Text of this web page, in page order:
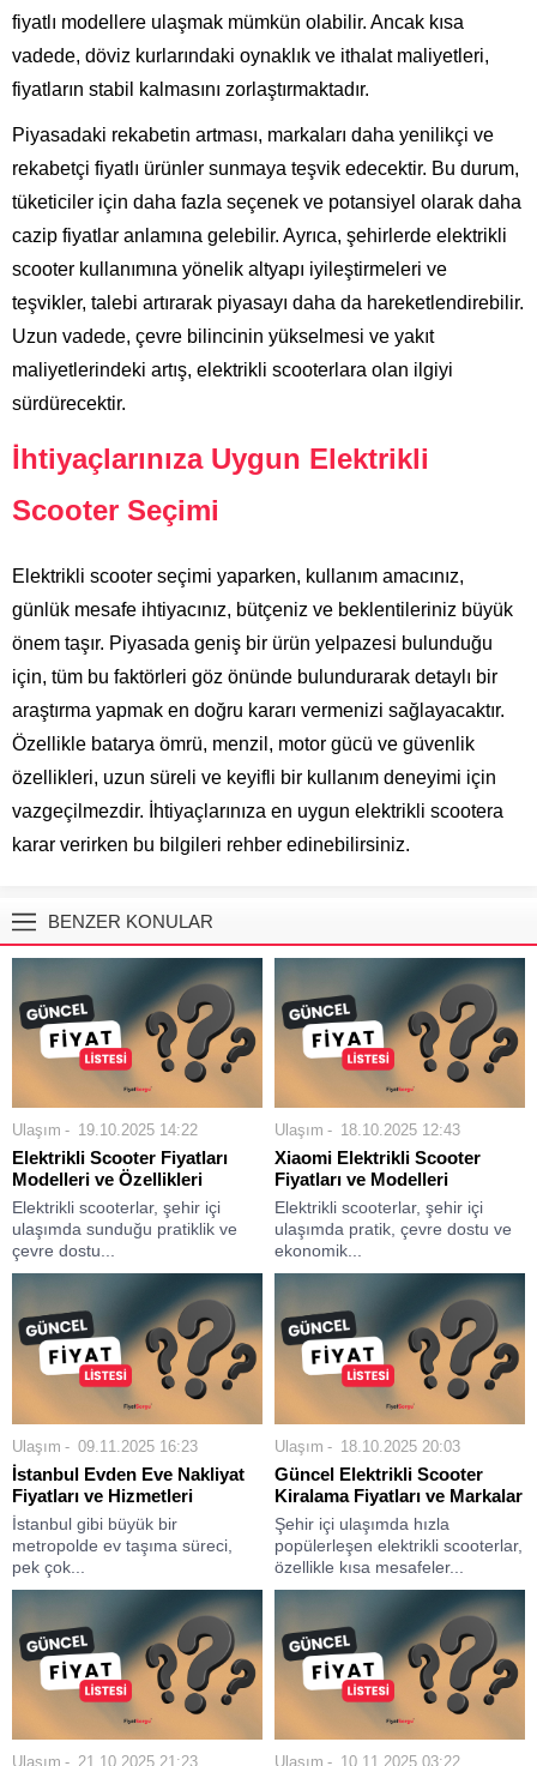
fiyatlı modellere ulaşmak mümkün olabilir. Ancak kısa
vadede, döviz kurlarındaki oynaklık ve ithalat maliyetleri,
fiyatların stabil kalmasını zorlaştırmaktadır.
Piyasadaki rekabetin artması, markaları daha yenilikçi ve
rekabetçi fiyatlı ürünler sunmaya teşvik edecektir. Bu durum,
tüketiciler için daha fazla seçenek ve potansiyel olarak daha
cazip fiyatlar anlamına gelebilir. Ayrıca, şehirlerde elektrikli
scooter kullanımına yönelik altyapı iyileştirmeleri ve
teşvikler, talebi artırarak piyasayı daha da hareketlendirebilir.
Uzun vadede, çevre bilincinin yükselmesi ve yakıt
maliyetlerindeki artış, elektrikli scooterlara olan ilgiyi
sürdürecektir.
İhtiyaçlarınıza Uygun Elektrikli
Scooter Seçimi
Elektrikli scooter seçimi yaparken, kullanım amacınız,
günlük mesafe ihtiyacınız, bütçeniz ve beklentileriniz büyük
önem taşır. Piyasada geniş bir ürün yelpazesi bulunduğu
için, tüm bu faktörleri göz önünde bulundurarak detaylı bir
araştırma yapmak en doğru kararı vermenizi sağlayacaktır.
Özellikle batarya ömrü, menzil, motor gücü ve güvenlik
özellikleri, uzun süreli ve keyifli bir kullanım deneyimi için
vazgeçilmezdir. İhtiyaçlarınıza en uygun elektrikli scootera
karar verirken bu bilgileri rehber edinebilirsiniz.
BENZER KONULAR
Ulaşım 19.10.2025 14:22
Elektrikli Scooter Fiyatları
Modelleri ve Özellikleri
Elektrikli scooterlar, şehir içi
ulaşımda sunduğu pratiklik ve
çevre dostu...
Ulaşım 18.10.2025 12:43
Xiaomi Elektrikli Scooter
Fiyatları ve Modelleri
Elektrikli scooterlar, şehir içi
ulaşımda pratik, çevre dostu ve
ekonomik...
Ulaşım 09.11.2025 16:23
İstanbul Evden Eve Nakliyat
Fiyatları ve Hizmetleri
İstanbul gibi büyük bir
metropolde ev taşıma süreci,
pek çok...
Ulaşım 18.10.2025 20:03
Güncel Elektrikli Scooter
Kiralama Fiyatları ve Markalar
Şehir içi ulaşımda hızla
popülerleşen elektrikli scooterlar,
özellikle kısa mesafeler...
Ulaşım 21.10.2025 21:23 Ulaşım 10.11.2025 03:22